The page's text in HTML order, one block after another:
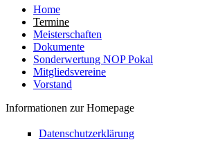
Hauptmenü
Home
Termine
Meisterschaften
Dokumente
Sonderwertung NOP Pokal
Mitgliedsvereine
Vorstand
Informationen zur Homepage
Datenschutzerklärung